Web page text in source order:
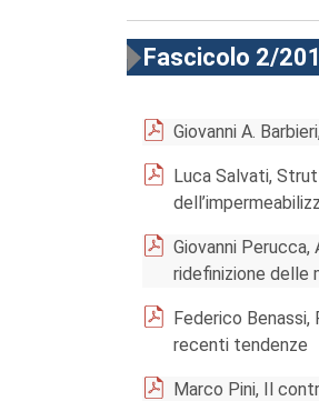
Fascicolo 2/
Giovanni A.
Luca Salvati,
Giovanni
ridefinizione delle
Federico
recenti tendenze
Marco Pini, Il